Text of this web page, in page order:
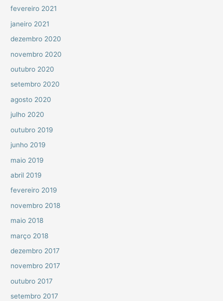
fevereiro 2021
janeiro 2021
dezembro 2020
novembro 2020
outubro 2020
setembro 2020
agosto 2020
julho 2020
outubro 2019
junho 2019
maio 2019
abril 2019
fevereiro 2019
novembro 2018
maio 2018
março 2018
dezembro 2017
novembro 2017
outubro 2017
setembro 2017